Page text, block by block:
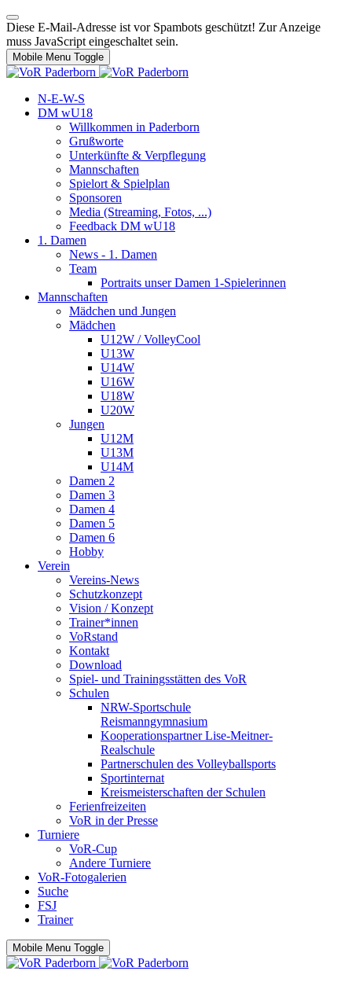
Diese E-Mail-Adresse ist vor Spambots geschützt! Zur Anzeige
muss JavaScript eingeschaltet sein.
Mobile Menu Toggle
N-E-W-S
DM wU18
Willkommen in Paderborn
Grußworte
Unterkünfte & Verpflegung
Mannschaften
Spielort & Spielplan
Sponsoren
Media (Streaming, Fotos, ...)
Feedback DM wU18
1. Damen
News - 1. Damen
Team
Portraits unser Damen 1-Spielerinnen
Mannschaften
Mädchen und Jungen
Mädchen
U12W / VolleyCool
U13W
U14W
U16W
U18W
U20W
Jungen
U12M
U13M
U14M
Damen 2
Damen 3
Damen 4
Damen 5
Damen 6
Hobby
Verein
Vereins-News
Schutzkonzept
Vision / Konzept
Trainer*innen
VoRstand
Kontakt
Download
Spiel- und Trainingsstätten des VoR
Schulen
NRW-Sportschule
Reismanngymnasium
Kooperationspartner Lise-Meitner-
Realschule
Partnerschulen des Volleyballsports
Sportinternat
Kreismeisterschaften der Schulen
Ferienfreizeiten
VoR in der Presse
Turniere
VoR-Cup
Andere Turniere
VoR-Fotogalerien
Suche
FSJ
Trainer
Mobile Menu Toggle